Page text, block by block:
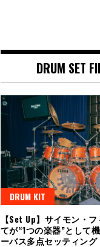
DRUM SET
DRUM KIT
【Set Up】サイモン・
てが“1つの楽器”として
ーバス多点セッティング